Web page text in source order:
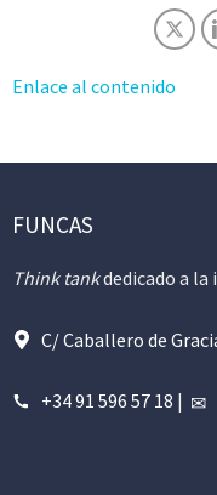
Enlace al contenido
FUNCAS
Think tankdedicado a la
C/ Caballero de
+34 91 596 57 18 |